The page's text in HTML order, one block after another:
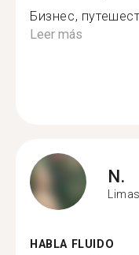
Бизнес,
Leer más
N.
HABLA FLUIDO